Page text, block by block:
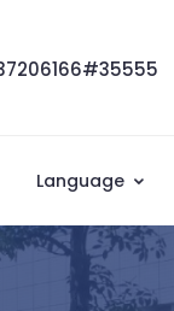
Language